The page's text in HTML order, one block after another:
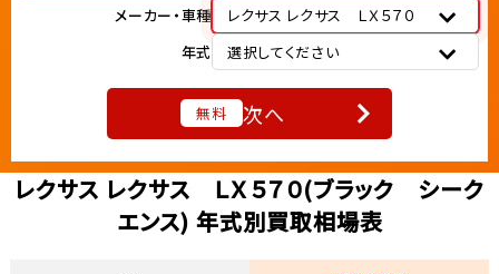
メーカー・車種
レクサス レクサス ＬＸ５７０
年式
選択してください
無料 次へ
レクサス レクサス ＬＸ５７０(ブラック シーク
エンス) 年式別買取相場表